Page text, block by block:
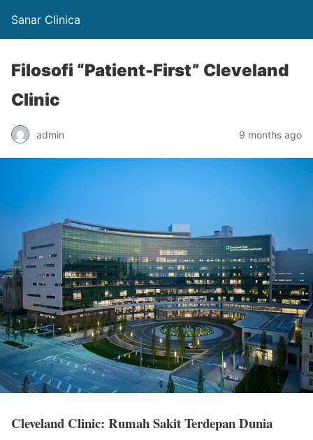
Sanar Clinica
Filosofi “Patient-First” Cleveland
Clinic
admin 9 months ago
Cleveland Clinic: Rumah Sakit Terdepan Dunia